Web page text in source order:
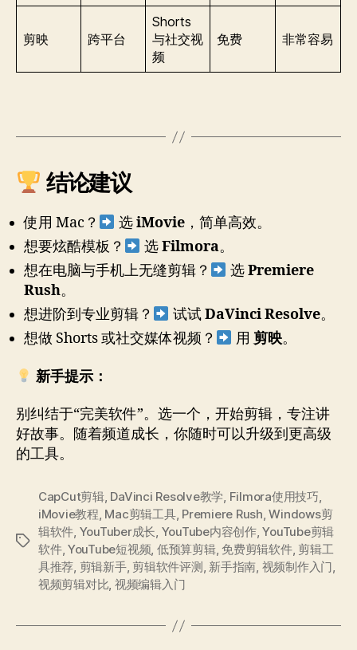
剪映 跨平台
Shorts
与社交视
频
免费 非常容易
结论建议
使用 Mac？ 选iMovie，简单高效。
想要炫酷模板？
选Filmora。
想在电脑与手机上无缝剪辑？
选Premiere
Rush。
想进阶到专业剪辑？
试试DaVinci Resolve。
想做 Shorts 或社交媒体视频？
用剪映。
新手提示：
别纠结于“完美软件”。选一个，开始剪辑，专注讲
好故事。随着频道成长，你随时可以升级到更高级
的工具。
标
CapCut剪辑, DaVinci Resolve教学, Filmora使用技巧,
iMovie教程, Mac剪辑工具, Premiere Rush,Windows剪
辑软件, YouTuber成长, YouTube内容创作,YouTube剪辑
软件, YouTube短视频, 低预算剪辑, 免费剪辑软件, 剪辑工
具推荐, 剪辑新手, 剪辑软件评测 , 新手指南, 视频制作入门,
视频剪辑对比, 视频编辑入门